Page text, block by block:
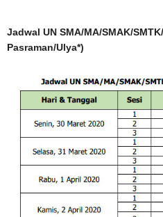
Jadwal UN SMA/MA/SMAK/
Pasraman/Ulya*)